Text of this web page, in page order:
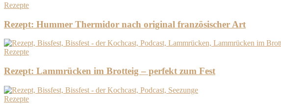
Rezepte
Rezept: Hummer Thermidor nach original französischer Art
Rezepte
Rezept: Lammrücken im Brotteig – perfekt zum Fest
Rezepte